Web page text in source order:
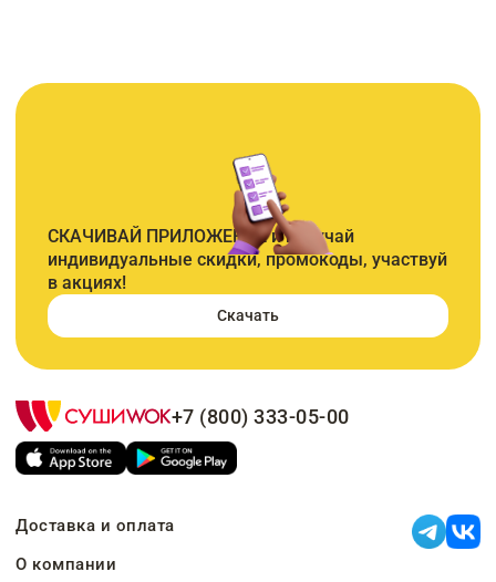
СКАЧИВАЙ ПРИЛОЖЕНИЕ и получай
индивидуальные скидки, промокоды, участвуй
в акциях!
Скачать
+7 (800) 333-05-00
Доставка и оплата
О компании